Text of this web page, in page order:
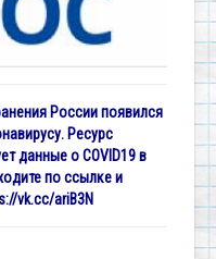
России появился
Ресурс
данные о COVID19 в
по ссылке и
vk.cc/ariB3N